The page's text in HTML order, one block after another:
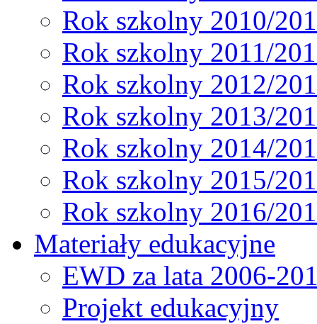
Rok szkolny 2010/
Rok szkolny 2011/
Rok szkolny 2012/
Rok szkolny 2013/
Rok szkolny 2014/
Rok szkolny 2015/
Rok szkolny 2016/
Materiały edukacyjne
EWD za lata 2006-
Projekt edukacyjny